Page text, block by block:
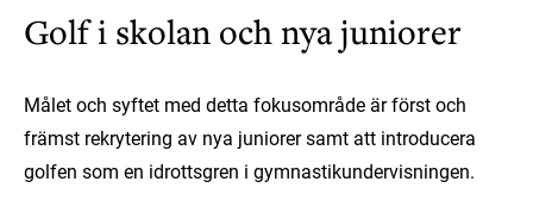
Golf i skolan och nya juniorer
Målet och syftet med detta fokusområde är först och
främst rekrytering av nya juniorer samt att introducera
golfen som en idrottsgren i gymnastikundervisningen.